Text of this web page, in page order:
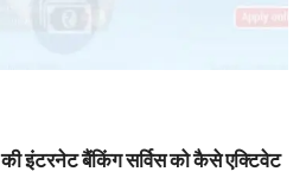
इंटरनेट बैंकिंग सर्विस को कैसे एक्टिवेट